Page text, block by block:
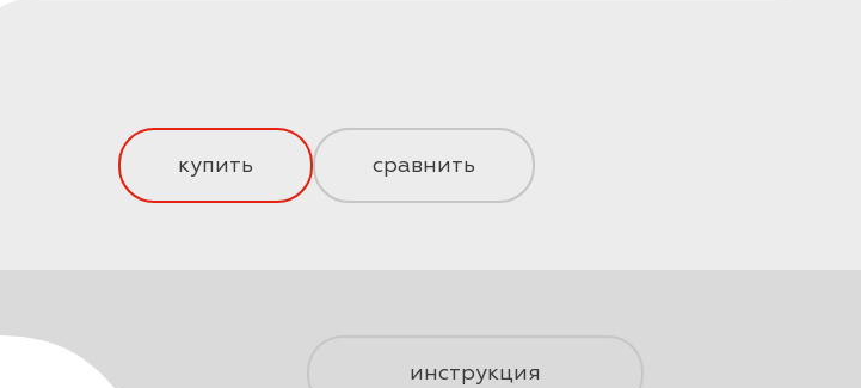
купить сравнить
инструкция